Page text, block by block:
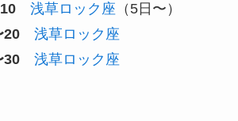
浅草ロック座 （5日〜）
20
浅草ロック座
30
浅草ロック座